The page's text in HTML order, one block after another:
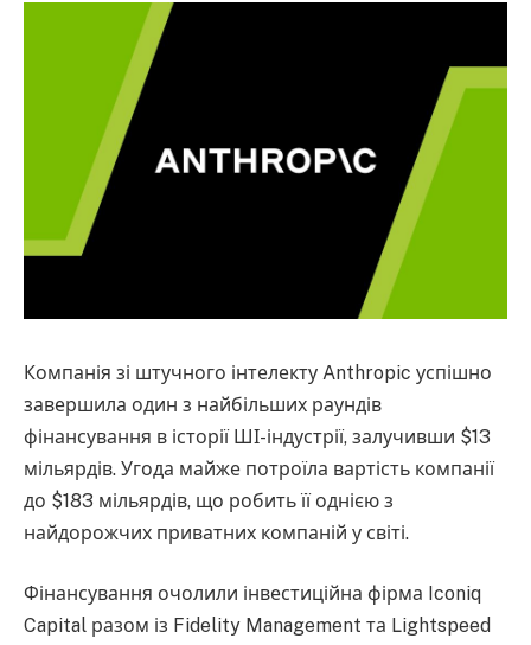
Компанія зі штучного інтелекту Anthropic успішно
завершила один з найбільших раундів
фінансування в історії ШІ-індустрії, залучивши $13
мільярдів. Угода майже потроїла вартість компанії
до $183 мільярдів, що робить її однією з
найдорожчих приватних компаній у світі.
Фінансування очолили інвестиційна фірма Iconiq
Capital разом із Fidelity Management та Lightspeed